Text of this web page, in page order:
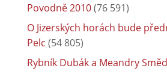
Povodně 2010(76 591)
O Jizerských horách bude
Pelc (54 805)
Rybník Dubák a Meandry